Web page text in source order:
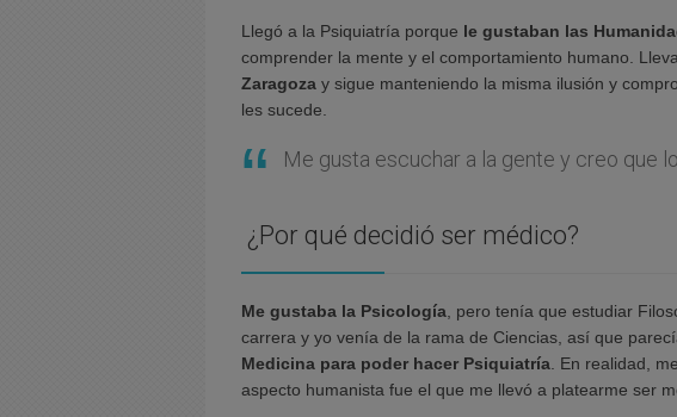
Llegó a la Psiquiatría porque le gustaban las
comprender la mente y el comportamiento humano. Lleva
Zaragoza y sigue manteniendo la misma ilusión y
les sucede.
Me gusta escuchar a la gente y creo que
¿Por qué decidió ser médico?
Me gustaba la Psicología , pero tenía que estudiar
carrera y yo venía de la rama de Ciencias, así que
Medicina para poder hacer Psiquiatría . En realidad,
aspecto humanista fue el que me llevó a platearme ser